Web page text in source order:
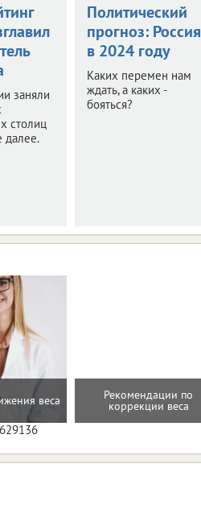
заняли
столиц
далее.
Политический
прогноз: Россия
в 2024 году
Каких перемен нам
ждать, а каких -
бояться?
веса Рекомендации по
коррекции веса